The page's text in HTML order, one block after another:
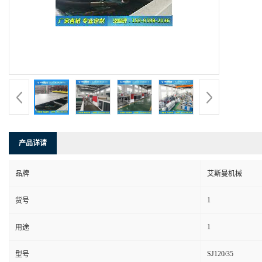
产品详请
品牌 艾斯曼机械
货号 1
用途 1
型号 SJ120/35